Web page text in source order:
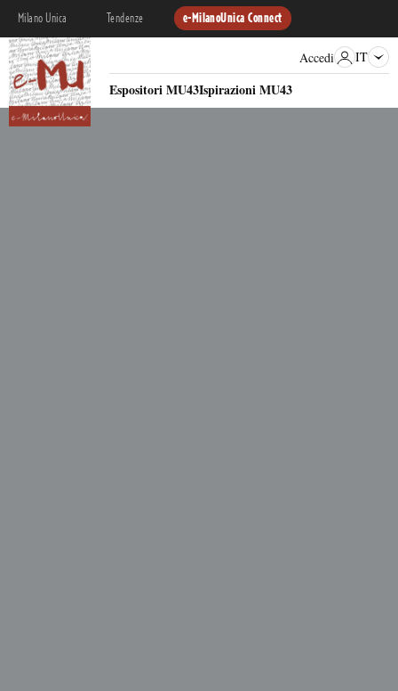
Milano Unica Tendenze e-MilanoUnica Connect
Espositori MU43Ispirazioni MU43
Accedi IT